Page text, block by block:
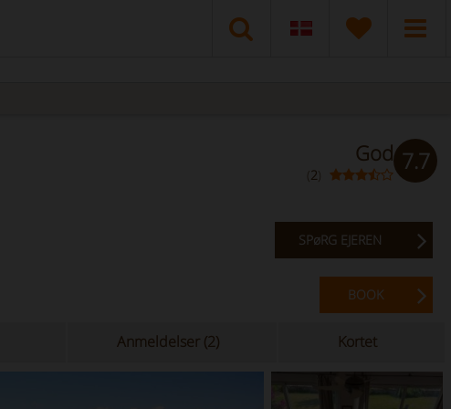
God
(2) 7.7
SPøRG EJEREN
BOOK
Anmeldelser (2) Kortet